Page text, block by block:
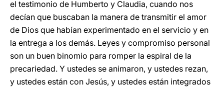
el testimonio de Humberto y Claudia, cuando nos
decían que buscaban la manera de transmitir el amor
de Dios que habían experimentado en el servicio y en
la entrega a los demás. Leyes y compromiso personal
son un buen binomio para romper la espiral de la
precariedad. Y ustedes se animaron, y ustedes rezan,
y ustedes están con Jesús, y ustedes están integrados